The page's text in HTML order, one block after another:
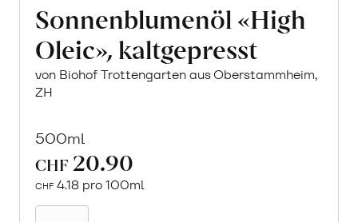
Sonnenblumenöl «High
Oleic», kaltgepresst
von Biohof Trottengarten aus Oberstammheim,
ZH
500ml
CHF 20.90
CHF 4.18 pro 100ml